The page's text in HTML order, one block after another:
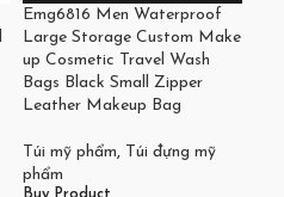
Emg6816 Men Waterproof
Large Storage Custom Make
up Cosmetic Travel Wash
Bags Black Small Zipper
Leather Makeup Bag
Túi mỹ phẩm, Túi đựng mỹ
phẩm